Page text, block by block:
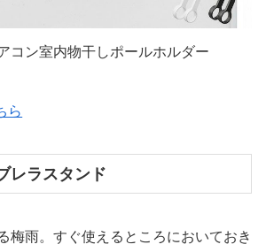
コン室内物干しポールホルダー
ら
レラスタンド
梅雨。すぐ使えるところにおいておき